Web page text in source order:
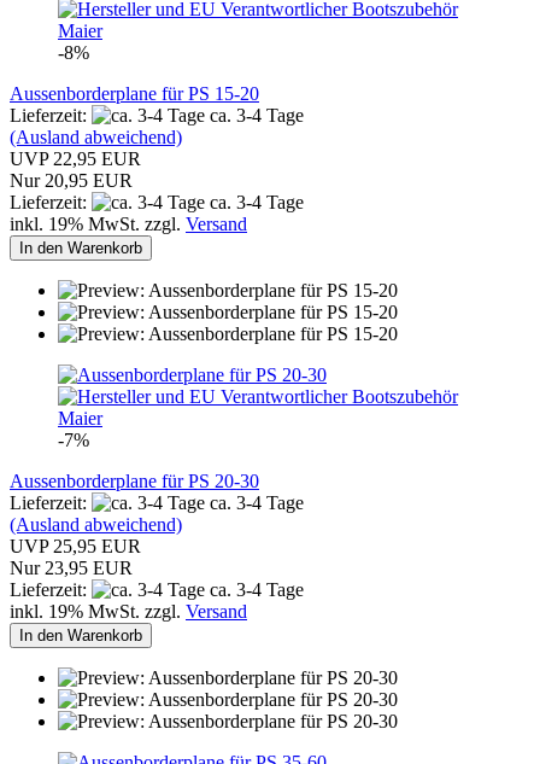
-8%
Aussenborderplane für PS 15-20
Lieferzeit:
ca. 3-4 Tage
(Ausland abweichend)
UVP 22,95 EUR
Nur 20,95 EUR
Lieferzeit:
ca. 3-4 Tage
inkl. 19% MwSt. zzgl. Versand
In den Warenkorb
-7%
Aussenborderplane für PS 20-30
Lieferzeit:
ca. 3-4 Tage
(Ausland abweichend)
UVP 25,95 EUR
Nur 23,95 EUR
Lieferzeit:
ca. 3-4 Tage
inkl. 19% MwSt. zzgl. Versand
In den Warenkorb